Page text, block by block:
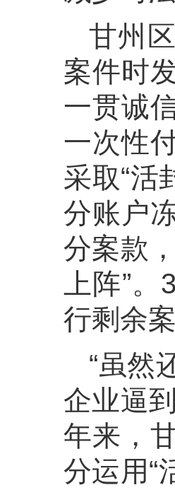
甘州
案件时
一贯诚
一次性
采取“活
分账户
分案款
上阵”
行剩余
“虽然
企业逼
年来，
分运用“